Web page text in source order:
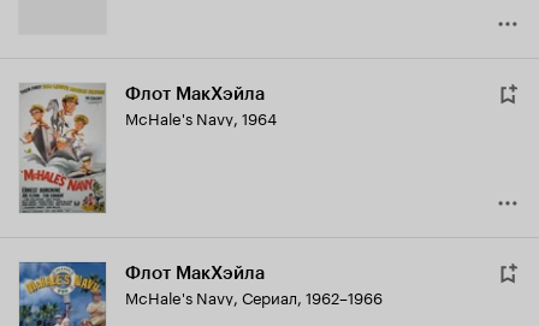
Флот МакХэйла
McHale's Navy, 1964
Флот МакХэйла
McHale's Navy, Сериал, 1962–1966